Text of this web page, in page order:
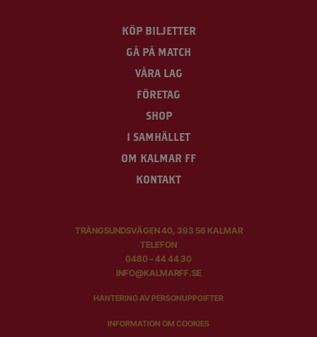
KÖP BILJETTER
GÅ PÅ MATCH
VÅRA LAG
FÖRETAG
SHOP
I SAMHÄLLET
OM KALMAR FF
KONTAKT
TRÅNGSUNDSVÄGEN 40, 393 56 KALMAR
TELEFON
0480 – 44 44 30
INFO@KALMARFF.SE
HANTERING AV PERSONUPPGIFTER
INFORMATION OM COOKIES